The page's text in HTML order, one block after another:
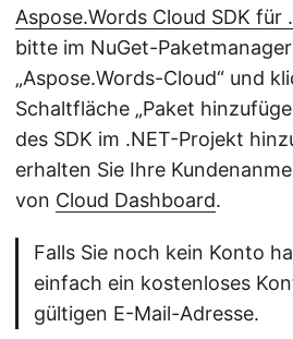
Aspose.Words Cloud SDK für
bitte im NuGet-
„Aspose.Words-Cloud“ und
Schaltfläche „Paket
des SDK im .NET-Projekt
erhalten Sie Ihre
von Cloud Dashboard.
Falls Sie noch kein Konto
einfach ein kostenloses
gültigen E-Mail-Adresse.